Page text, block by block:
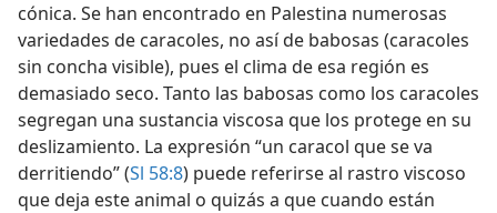
cónica. Se han encontrado en Palestina numerosas
variedades de caracoles, no así de babosas (caracoles
sin concha visible), pues el clima de esa región es
demasiado seco. Tanto las babosas como los caracoles
segregan una sustancia viscosa que los protege en su
deslizamiento. La expresión “un caracol que se va
derritiendo” (Sl 58:8) puede referirse al rastro viscoso
que deja este animal o quizás a que cuando están